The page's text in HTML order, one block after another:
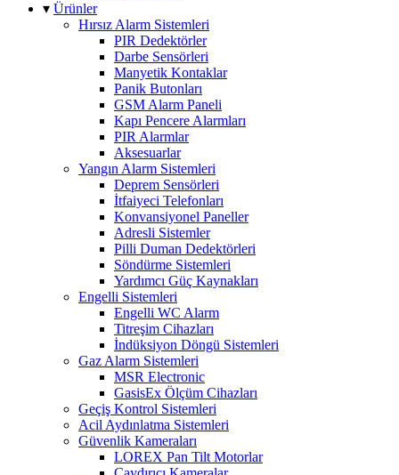
▾ Ürünler
Hırsız Alarm Sistemleri
PIR Dedektörler
Darbe Sensörleri
Manyetik Kontaklar
Panik Butonları
GSM Alarm Paneli
Kapı Pencere Alarmları
PIR Alarmlar
Aksesuarlar
Yangın Alarm Sistemleri
Deprem Sensörleri
İtfaiyeci Telefonları
Konvansiyonel Paneller
Adresli Sistemler
Pilli Duman Dedektörleri
Söndürme Sistemleri
Yardımcı Güç Kaynakları
Engelli Sistemleri
Engelli WC Alarm
Titreşim Cihazları
İndüksiyon Döngü Sistemleri
Gaz Alarm Sistemleri
MSR Electronic
GasisEx Ölçüm Cihazları
Geçiş Kontrol Sistemleri
Acil Aydınlatma Sistemleri
Güvenlik Kameraları
LOREX Pan Tilt Motorlar